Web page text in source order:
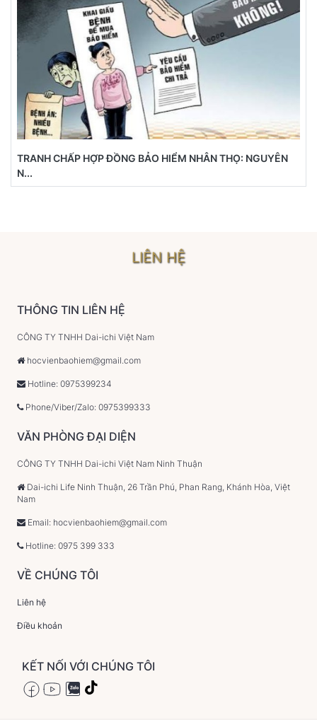
TRANH CHẤP HỢP ĐỒNG BẢO HIỂM NHÂN THỌ: NGUYÊN
N...
LIÊN HỆ
THÔNG TIN LIÊN HỆ
CÔNG TY TNHH Dai-ichi Việt Nam
hocvienbaohiem@gmail.com
Hotline: 0975399234
Phone/Viber/Zalo: 0975399333
VĂN PHÒNG ĐẠI DIỆN
CÔNG TY TNHH Dai-ichi Việt Nam Ninh Thuận
Dai-ichi Life Ninh Thuận, 26 Trần Phú, Phan Rang, Khánh Hòa, Việt
Nam
Email: hocvienbaohiem@gmail.com
Hotline: 0975 399 333
VỀ CHÚNG TÔI
Liên hệ
Điều khoản
KẾT NỐI VỚI CHÚNG TÔI